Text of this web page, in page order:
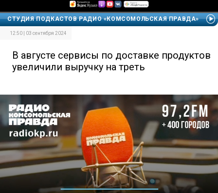
СТУДИЯ ПОДКАСТОВ РАДИО «КОМСОМОЛЬСКАЯ ПРАВДА»
12:50 | 03 сентября 2024
В августе сервисы по доставке продуктов
увеличили выручку на треть